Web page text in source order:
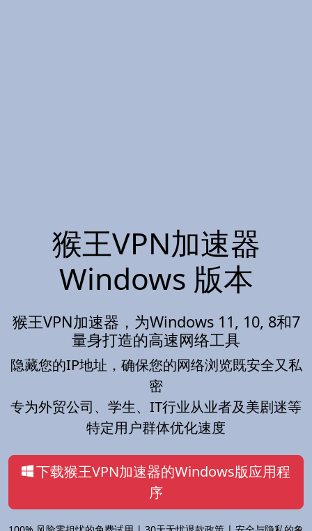
猴王VPN加速器
Windows 版本
猴王VPN加速器，为Windows 11, 10, 8和7
量身打造的高速网络工具
隐藏您的IP地址，确保您的网络浏览既安全又私
密
专为外贸公司、学生、IT行业从业者及美剧迷等
特定用户群体优化速度
下载猴王VPN加速器的Windows版应用程
序